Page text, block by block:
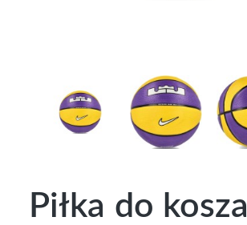
Piłka do kosza